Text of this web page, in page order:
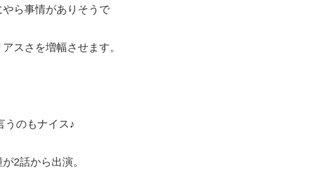
ら事情がありそうで
スさを増幅させます。
うのもナイス♪
2話から出演。